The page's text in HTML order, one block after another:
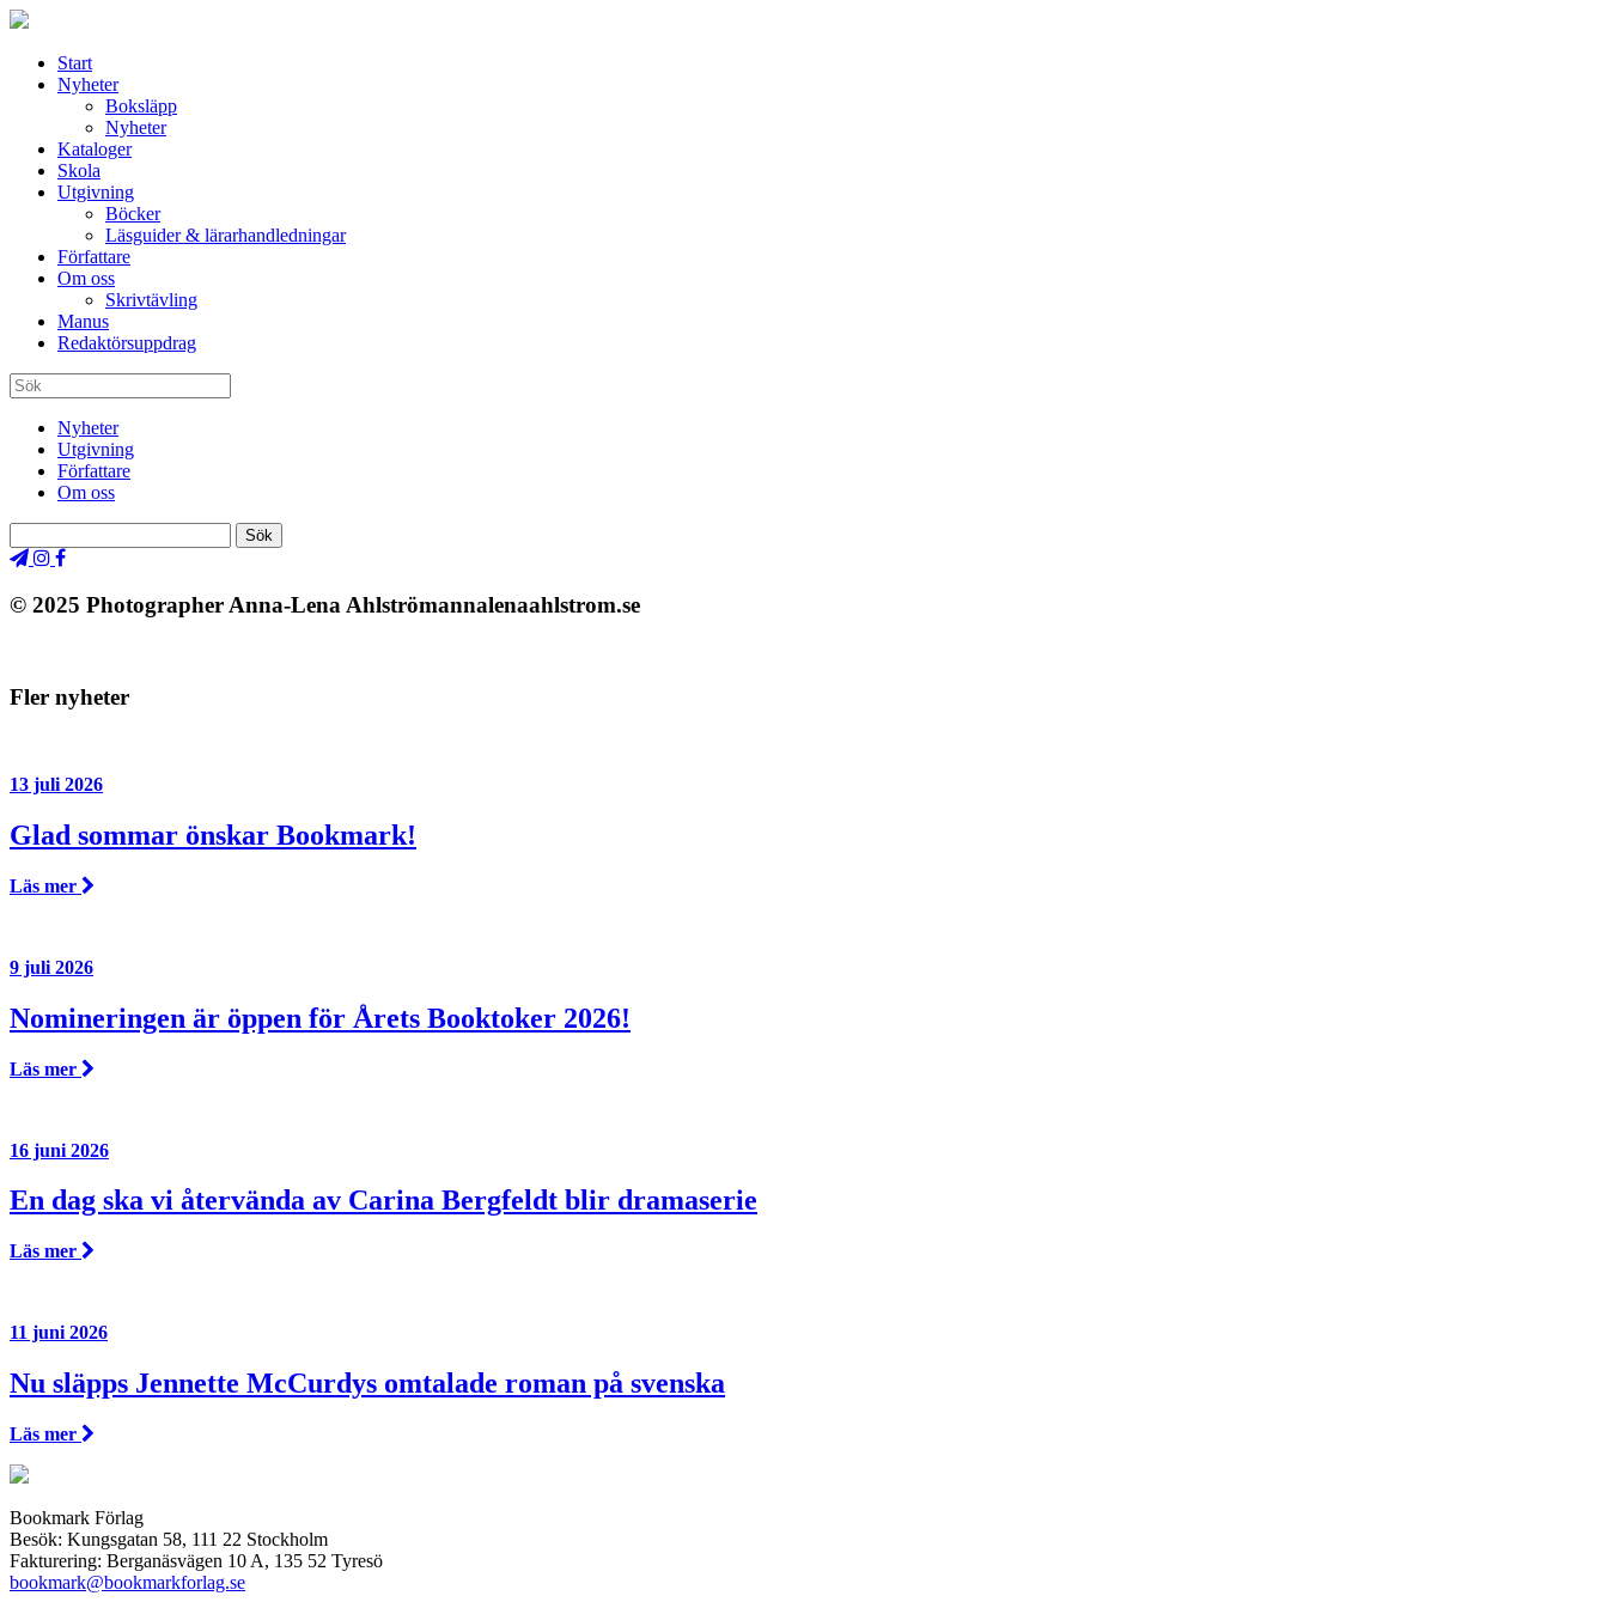
Start
Nyheter
Boksläpp
Nyheter
Kataloger
Skola
Utgivning
Böcker
Läsguider & lärarhandledningar
Författare
Om oss
Skrivtävling
Manus
Redaktörsuppdrag
Nyheter
Utgivning
Författare
Om oss
© 2025 Photographer Anna-Lena Ahlströmannalenaahlstrom.se
Fler nyheter
13 juli 2026
Glad sommar önskar Bookmark!
Läs mer
9 juli 2026
Nomineringen är öppen för Årets Booktoker 2026!
Läs mer
16 juni 2026
En dag ska vi återvända av Carina Bergfeldt blir dramaserie
Läs mer
11 juni 2026
Nu släpps Jennette McCurdys omtalade roman på svenska
Läs mer
Bookmark Förlag
Besök: Kungsgatan 58, 111 22 Stockholm
Fakturering: Berganäsvägen 10 A, 135 52 Tyresö
bookmark@bookmarkforlag.se